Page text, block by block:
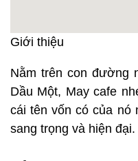
Giới thiệu
Nằm trên con đường
Dầu Một, May cafe
cái tên vốn có của nó
sang trọng và hiện đại.